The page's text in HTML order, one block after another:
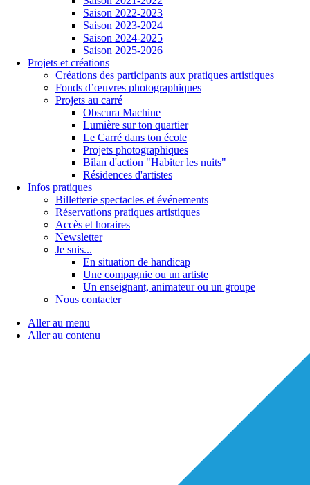
Saison 2022-2023
Saison 2023-2024
Saison 2024-2025
Saison 2025-2026
Projets et créations
Créations des participants aux pratiques artistiques
Fonds d’œuvres photographiques
Projets au carré
Obscura Machine
Lumière sur ton quartier
Le Carré dans ton école
Projets photographiques
Bilan d'action "Habiter les nuits"
Résidences d'artistes
Infos pratiques
Billetterie spectacles et événements
Réservations pratiques artistiques
Accès et horaires
Newsletter
Je suis...
En situation de handicap
Une compagnie ou un artiste
Un enseignant, animateur ou un groupe
Nous contacter
Aller au menu
Aller au contenu